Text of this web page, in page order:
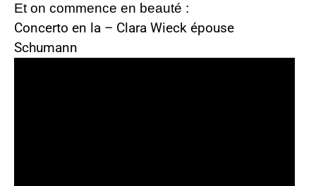
Et on commence en beauté :
Concerto en la – Clara Wieck épouse
Schumann